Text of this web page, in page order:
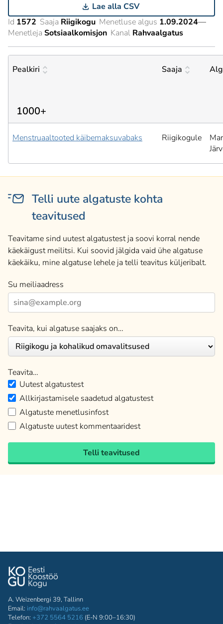
Lae alla CSV
Id 1572 Saaja Riigikogu Menetluse algus 1.09.2024—
Menetleja Sotsiaalkomisjon Kanal Rahvaalgatus
Pealkiri Saaja
1000+
Menstruaaltooted käibemaksuvabaks Riigikogule
Telli uute algatuste kohta
teavitused
Teavitame sind uutest algatustest ja soovi korral nende
käekäigust meilitsi. Kui soovid jälgida vaid ühe algatuse
käekäiku, mine algatuse lehele ja telli teavitus küljeribalt.
Su meiliaadress
Teavita, kui algatuse saajaks on…
Teavita…
Uutest algatustest
Allkirjastamisele saadetud algatustest
Algatuste menetlusinfost
Algatuste uutest kommentaaridest
Telli teavitused
A. Weizenbergi 39, Tallinn
Email: info@rahvaalgatus.ee
Telefon: +372 5564 5216 (E-N 9:00–16:30)